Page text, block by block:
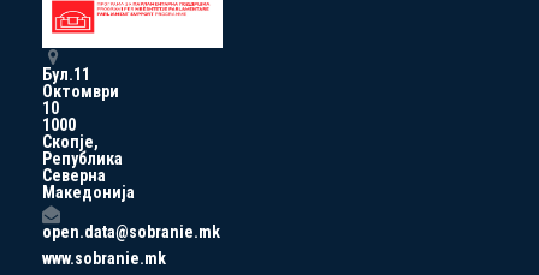
Бул.11
Октомври
10
1000
Скопје,
Република
Северна
Македонија
open.data@sobranie.mk
www.sobranie.mk